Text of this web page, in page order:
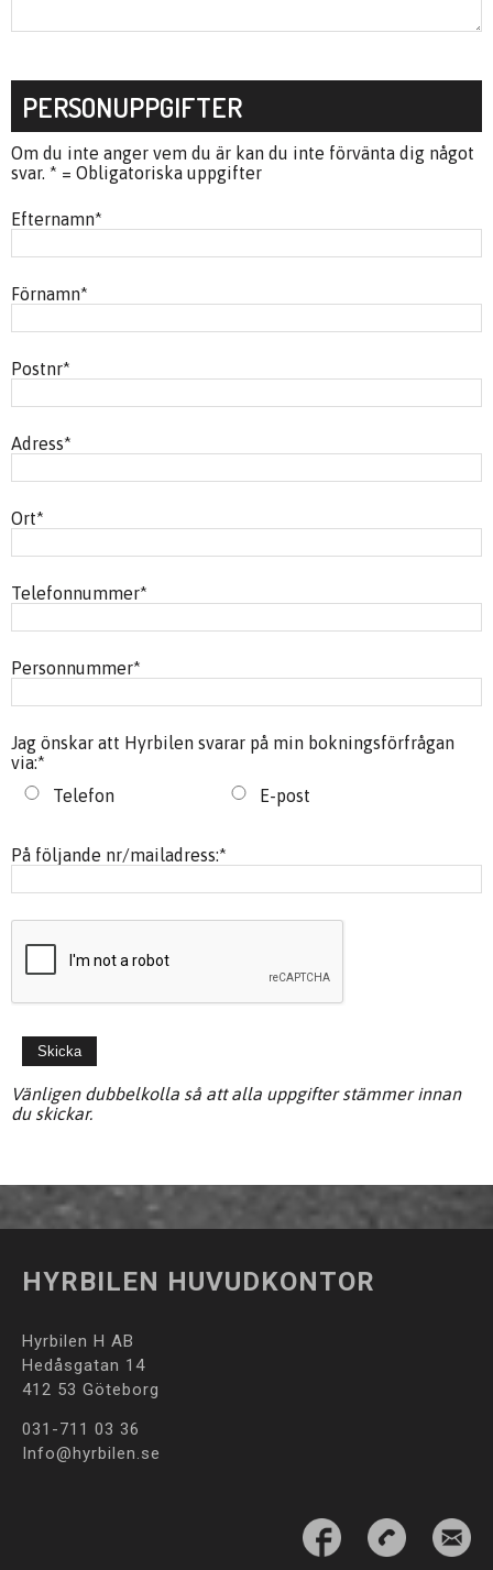
PERSONUPPGIFTER
Om du inte anger vem du är kan du inte förvänta dig något
svar. * = Obligatoriska uppgifter
Efternamn*
Förnamn*
Postnr*
Adress*
Ort*
Telefonnummer*
Personnummer*
Jag önskar att Hyrbilen svarar på min bokningsförfrågan
via:*
Telefon
E-post
På följande nr/mailadress:*
Vänligen dubbelkolla så att alla uppgifter stämmer innan
du skickar.
HYRBILEN HUVUDKONTOR
Hyrbilen H AB
Hedåsgatan 14
412 53 Göteborg
031-711 03 36
Info@hyrbilen.se